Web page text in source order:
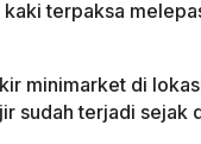
terpaksa
minimarket di
sudah terjadi sejak